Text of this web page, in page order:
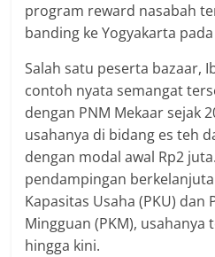
program reward nasabah
banding ke Yogyakarta pada
Salah satu peserta bazaar,
contoh nyata semangat
dengan PNM Mekaar sejak
usahanya di bidang es teh
dengan modal awal Rp2
pendampingan
Kapasitas Usaha (PKU)
Mingguan (PKM),
hingga kini.